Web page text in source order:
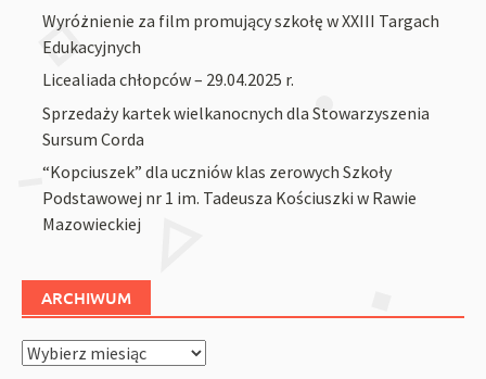
Wyróżnienie za film promujący szkołę w XXIII Targach
Edukacyjnych
Licealiada chłopców – 29.04.2025 r.
Sprzedaży kartek wielkanocnych dla Stowarzyszenia
Sursum Corda
“Kopciuszek” dla uczniów klas zerowych Szkoły
Podstawowej nr 1 im. Tadeusza Kościuszki w Rawie
Mazowieckiej
ARCHIWUM
Archiwum